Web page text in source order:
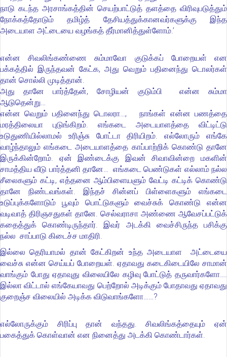
நாடு கடந்த அரசாங்கத்தின் செயற்பாட்டுத் தளத்தை விரிவுபடுத்தும்
நோக்கத்தோடும் தமிழ்த் தேசியத்துக்கானவர்களுக்கு இந்த
அடையாள அட்டையை வழங்கத் தீர்மானித்துள்ளோம்.’
என்ன சிவலிங்கண்ணை சும்மாவோ குடுக்கப் போறையள் என
பக்கத்தில் இருந்தவன் கேட்க, அது வெறும் பதினைந்து டொலர்கள்
தான் சொல்லி முடித்தான்.
அது தானே பார்த்தேன், சோழியன் குடும்பி என்ன சும்மா
ஆடுதென்று…
என்ன வெறும் பதினைந்து டொலரா…, நாங்கள் என்ன பணத்தை
மரத்திலையா புடுங்கிறம். எங்கடை அடையாளத்தை விட்டிட்டு
உடுதுணியில்லாமல் உரிஞ்சு போட்டா திரியிறம். எல்லோரும் எங்கே
வாழ்ந்தாலும் எங்கடை அடையாளத்தை காப்பாற்றிக் கொண்டு தானே
இருக்கின்றோம். ஏன் இண்டைக்கு இவன் சிவாவின்றை மகளின்
சாமத்திய வீடு பார்த்தனி தானே… எங்கடை பெண்டுகள் எல்லாம் நல்ல
சீலைகளும் கட்டி, எத்தனை ஆம்பிளையளும் வேட்டி கட்டிக் கொண்டு
தானே நிண்டவங்கள். இந்தச் சின்னப் பிள்ளைகளும் எங்கடை
உடுப்புக்களோடும் பூவும் பொட்டுகளும் வைச்சுக் கொண்டு என்ன
வடிவாத் திரிஞசதுகள் தானே. செல்வராசா அண்ணை ஆவேசப்பட்டுக்
கதைத்துக் கொண்டிருந்தார். இவர் அடக்கி வைச்சிருந்த பசிக்கு
நல்ல சாப்பாடு கிடைச்ச மாதிரி.
இல்லை தெரியாமல் தான் கேட்கிறன் உந்த அடையாள அட்டையை
வைச்சு என்ன செய்யப் போறையள். ஏதாவது கடைகிடையிலே சாமான்
வாங்கும் போது ஏதாவுது விலையிலே கழிவு போட்டுத் தருவார்களோ….
இல்லா விட்டால் எங்கேயாவது பெற்றோல் அடிக்கும் போதாவது ஏதாவது
குறைஞ்ச விலையில் அடிக்க விடுவாங்களோ……?
எல்லோருக்கும் சிரிப்பு தான் வந்தது. சிவலிங்கத்தையும் ஏன்
பகைத்துக் கொள்வான் என நினைத்து அடக்கி கொண்டார்கள்.